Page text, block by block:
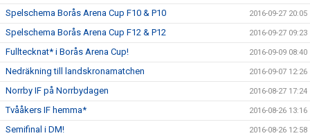
Spelschema Borås Arena Cup F10 & P10 2016-09-27 20:05
Spelschema Borås Arena Cup F12 & P12 2016-09-27 09:23
Fulltecknat* i Borås Arena Cup! 2016-09-09 08:40
Nedräkning till landskronamatchen 2016-09-07 12:26
Norrby IF på Norrbydagen 2016-08-27 17:24
Tvååkers IF hemma* 2016-08-26 13:16
Semifinal i DM! 2016-08-26 12:58